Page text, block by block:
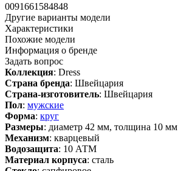
0091661584848
Другие варианты модели
Характеристики
Похожие модели
Информация о бренде
Задать вопрос
Коллекция: Dress
Страна бренда: Швейцария
Страна-изготовитель: Швейцария
Пол: мужские
Форма: круг
Размеры: диаметр 42 мм, толщина 10 мм
Механизм: кварцевый
Водозащита: 10 АТМ
Материал корпуса: сталь